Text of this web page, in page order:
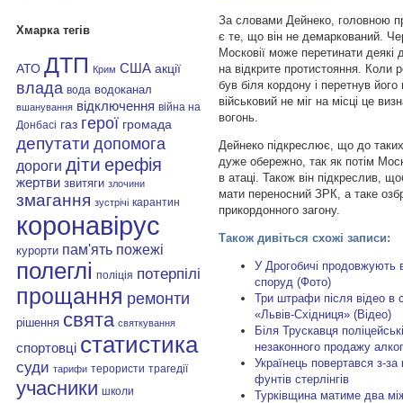
Хмарка тегів
АТО ДТП Крим США акції
влада вода водоканал
вшанування відключення війна на
Донбасі газ герої громада
депутати допомога
дороги діти ерефія
жертви звитяги злочини
змагання зустрічі карантин
коронавірус
курорти пам'ять пожежі
полеглі поліція потерпілі
прощання ремонти
рішення свята святкування
спортовці статистика
суди тарифи терористи трагедії
учасники школи
За словами Дейнеко, головною
є те, що він не демаркований.
Московії може перетинати деякі
на відкрите протистояння. Коли
був біля кордону і перетнув
військовий не міг на місці це
вогонь.
Дейнеко підкреслює, що до
дуже обережно, так як потім
в атаці. Також він підкреслив,
мати переносний ЗРК, а таке
прикордонного загону.
Також дивіться схожі записи:
У Дрогобичі продовжують
споруд (Фото)
Три штрафи після відео в
«Львів-Східниця» (Відео)
Біля Трускавця
незаконного продажу
Українець повертався з-
фунтів стерлінгів
Турківщина матиме два